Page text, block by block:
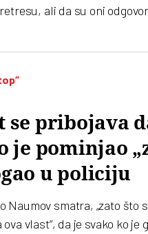
ali da su oni
se pribojava
je pominjao
u policiju
Naumov smatra, „zato što
vlast“, da je svako ko je